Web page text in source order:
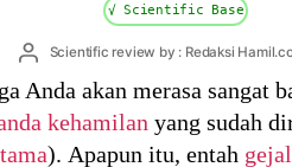
√ Scientific Base
PostScientific review by : Redaksi
Anda akan merasa sangat
kehamilan yang sudah
). Apapun itu, entah